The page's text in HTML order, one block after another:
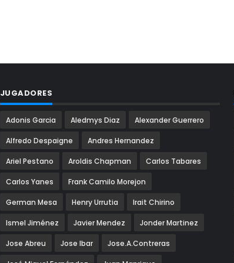
JUGADORES
Adonis Garcia Aledmys Diaz Alexander Guerrero
Alfredo Despaigne Andres Hernandez
Ariel Pestano Aroldis Chapman Carlos Tabares
Carlos Yanes Frank Camilo Morejon
German Mesa Henry Urrutia Irait Chirino
Ismel Jiménez Javier Mendez Jonder Martinez
Jose Abreu Jose Ibar Jose.A.Contreras